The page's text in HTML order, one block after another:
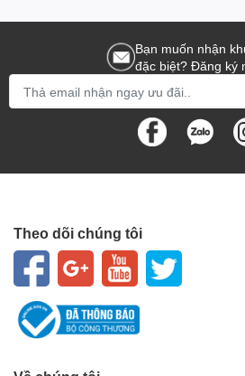
hiệu HDMI đó. Chức năng khuếch đại
truyền khoảng cách cáp 15m
Bộ chia HDMIđược sử dụng cho
độ nét cao, kỹ thuật hoạt động lĩnh
set-top, DVD, chiếu, giám sát trung tâm
của công ty với một giải pháp lý tưởng
Bạn muốn nhận
đặc biệt? Đăng ký
Theo dõi chúng tôi